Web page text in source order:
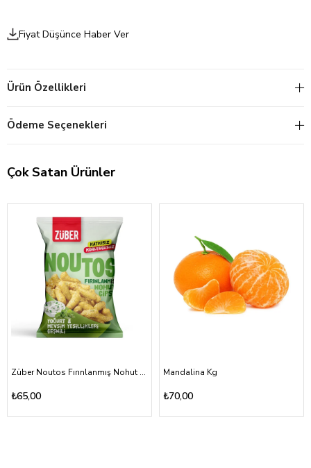
Fiyat Düşünce Haber Ver
Ürün Özellikleri
Ödeme Seçenekleri
Çok Satan Ürünler
Züber Noutos Fırınlanmış Nohut Cipsi Yoğurt Mevsim Yeşillikleri 55gr
₺65,00
Mandalina Kg
₺70,00